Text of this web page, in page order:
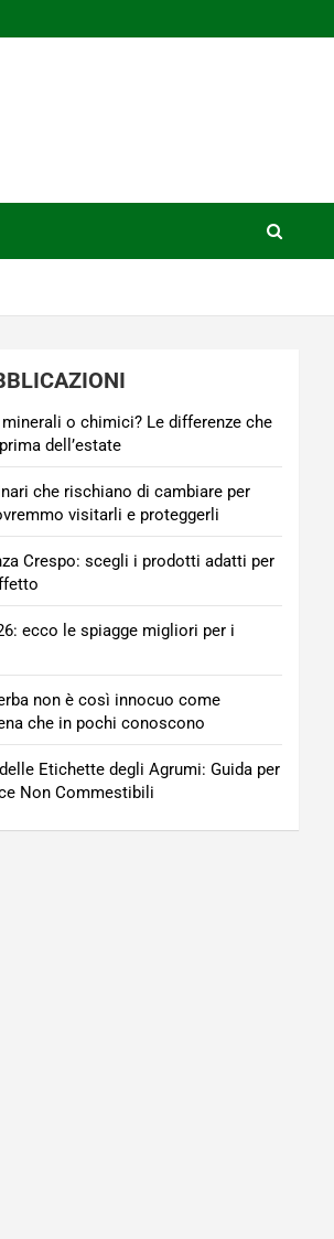
o chimici? Le differenze che
dell’estate
che rischiano di cambiare per
visitarli e proteggerli
Crespo: scegli i prodotti adatti per
ecco le spiagge migliori per i
non è così innocuo come
che in pochi conoscono
Etichette degli Agrumi: Guida per
Non Commestibili